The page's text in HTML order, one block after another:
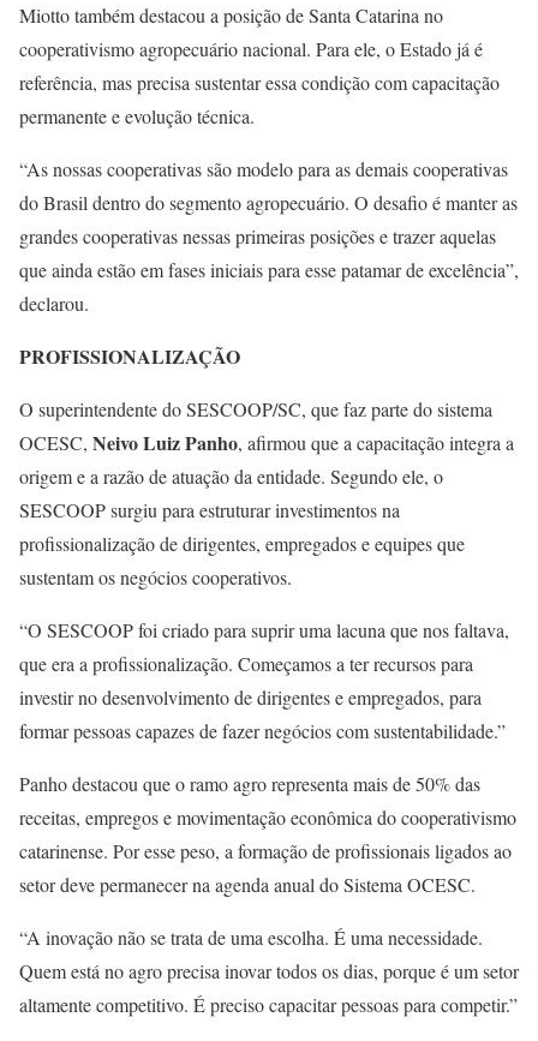
Miotto também destacou a posição de Santa Catarina no
cooperativismo agropecuário nacional. Para ele, o Estado já é
referência, mas precisa sustentar essa condição com capacitação
permanente e evolução técnica.
“As nossas cooperativas são modelo para as demais cooperativas
do Brasil dentro do segmento agropecuário. O desafio é manter as
grandes cooperativas nessas primeiras posições e trazer aquelas
que ainda estão em fases iniciais para esse patamar de excelência”,
declarou.
PROFISSIONALIZAÇÃO
O superintendente do SESCOOP/SC, que faz parte do sistema
OCESC, Neivo Luiz Panho, afirmou que a capacitação integra a
origem e a razão de atuação da entidade. Segundo ele, o
SESCOOP surgiu para estruturar investimentos na
profissionalização de dirigentes, empregados e equipes que
sustentam os negócios cooperativos.
“O SESCOOP foi criado para suprir uma lacuna que nos faltava,
que era a profissionalização. Começamos a ter recursos para
investir no desenvolvimento de dirigentes e empregados, para
formar pessoas capazes de fazer negócios com sustentabilidade.”
Panho destacou que o ramo agro representa mais de 50% das
receitas, empregos e movimentação econômica do cooperativismo
catarinense. Por esse peso, a formação de profissionais ligados ao
setor deve permanecer na agenda anual do Sistema OCESC.
“A inovação não se trata de uma escolha. É uma necessidade.
Quem está no agro precisa inovar todos os dias, porque é um setor
altamente competitivo. É preciso capacitar pessoas para competir.”